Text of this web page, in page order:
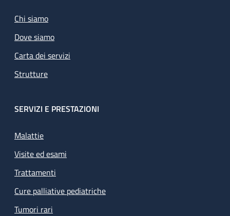
Chi siamo
Dove siamo
Carta dei servizi
Strutture
SERVIZI E PRESTAZIONI
Malattie
Visite ed esami
Trattamenti
Cure palliative pediatriche
Tumori rari